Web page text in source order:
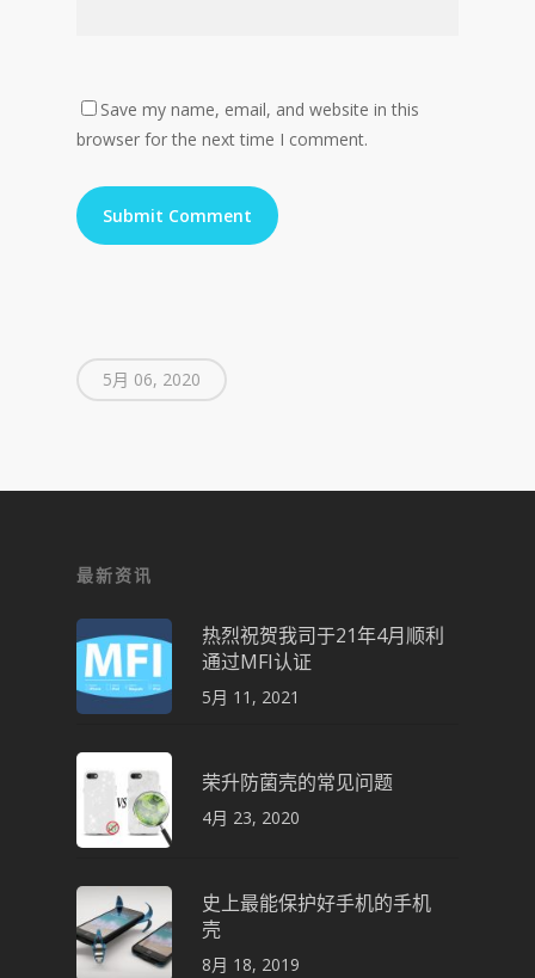
Save my name, email, and website in this
browser for the next time I comment.
5月 06, 2020
最新资讯
热烈祝贺我司于21年4月顺利
通过MFI认证
5月 11, 2021
荣升防菌壳的常见问题
4月 23, 2020
史上最能保护好手机的手机
壳
8月 18, 2019